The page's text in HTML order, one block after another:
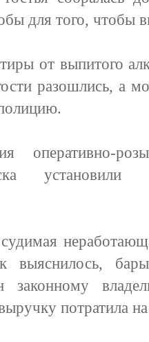
для того, чтобы
от выпитого
разошлись, а
оперативно-
установили
выяснилось,
законному
потратила